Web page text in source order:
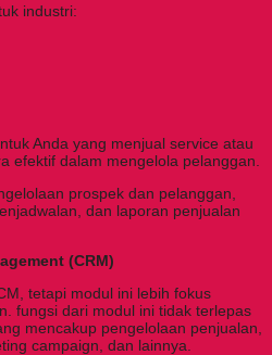
industri:
Anda yang menjual service atau
efektif dalam mengelola pelanggan.
prospek dan pelanggan,
dan laporan penjualan
(CRM)
tetapi modul ini lebih fokus
fungsi dari modul ini tidak terlepas
mencakup pengelolaan penjualan,
campaign, dan lainnya.